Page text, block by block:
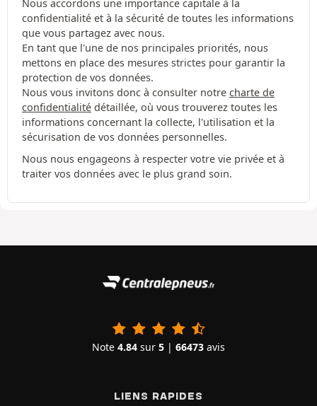
Nous accordons une importance capitale à la
confidentialité et à la sécurité de toutes les informations
que vous partagez avec nous.
En tant que l'une de nos principales priorités, nous
mettons en place des mesures strictes pour garantir la
protection de vos données.
Nous vous invitons donc à consulter notre charte de
confidentialité détaillée, où vous trouverez toutes les
informations concernant la collecte, l'utilisation et la
sécurisation de vos données personnelles.
Nous nous engageons à respecter votre vie privée et à
traiter vos données avec le plus grand soin.
Note 4.84 sur 5 | 66473 avis
LIENS RAPIDES